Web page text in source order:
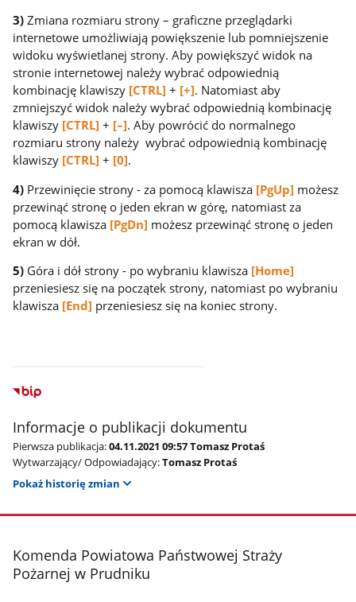
3) Zmiana rozmiaru strony – graficzne przeglądarki
internetowe umożliwiają powiększenie lub pomniejszenie
widoku wyświetlanej strony. Aby powiększyć widok na
stronie internetowej należy wybrać odpowiednią
kombinację klawiszy [CTRL] + [+]. Natomiast aby
zmniejszyć widok należy wybrać odpowiednią kombinację
klawiszy [CTRL] + [–]. Aby powrócić do normalnego
rozmiaru strony należy wybrać odpowiednią kombinację
klawiszy [CTRL] + [0].
4) Przewinięcie strony - za pomocą klawisza [PgUp] możesz
przewinąć stronę o jeden ekran w górę, natomiast za
pomocą klawisza [PgDn] możesz przewinąć stronę o jeden
ekran w dół.
5) Góra i dół strony - po wybraniu klawisza [Home]
przeniesiesz się na początek strony, natomiast po wybraniu
klawisza [End] przeniesiesz się na koniec strony.
Informacje o publikacji dokumentu
Pierwsza publikacja:04.11.2021 09:57 Tomasz Protaś
Wytwarzający/ Odpowiadający:Tomasz Protaś
Pokaż historię zmian
stopka
Komenda Powiatowa Państwowej Straży
Pożarnej w Prudniku